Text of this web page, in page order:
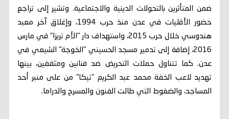
ضمن المتأثرين بالتحولات الدينية والاجتماعية. وتشير إلى تراجع
حضور الأقليات في عدن منذ حرب 1994، وإغلاق آخر معبد
هندوسي خلال حرب 2015، واستهداف دار "الأم تريزا" في مارس
2016، إضافة إلى تدمير مسجد الحسيني "الخوجة" الشيعي في
عدن. كما تتناول حملات التحريض ضد فنانين ومثقفين، بينها
تهديد لاعب الخفة محمد عبد الكريم "تيكا" من على منبر أحد
المساجد، والضغوط التي طالت الفنون والمسرح والدراما.